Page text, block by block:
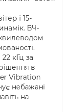
і 15-
ВЧ-
кГц за
в
Vibration
небажані
на